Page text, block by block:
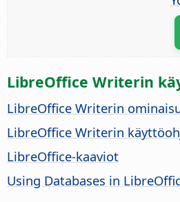
LibreOffice Writerin
LibreOffice Writerin
LibreOffice Writerin
LibreOffice-kaaviot
Using Databases in